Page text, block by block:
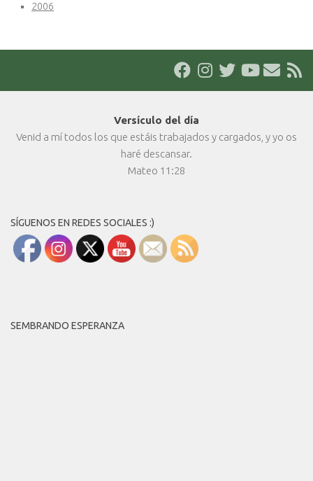
2006
Versículo del día
Venid a mí todos los que estáis trabajados y cargados, y yo os
haré descansar.
Mateo 11:28
SÍGUENOS EN REDES SOCIALES :)
SEMBRANDO ESPERANZA